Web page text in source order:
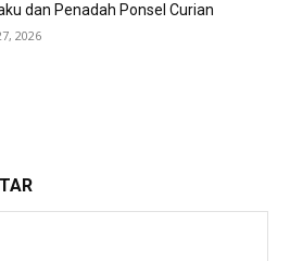
dan Penadah Ponsel Curian
2026